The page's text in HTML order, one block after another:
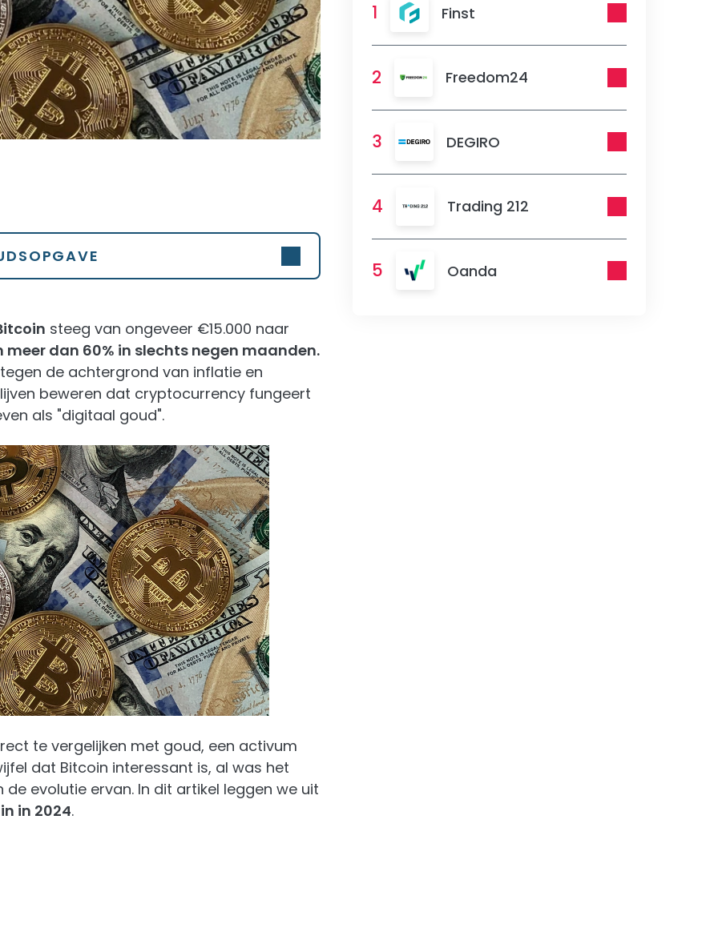
steeg van ongeveer €15.000 naar
meer dan 60% in slechts negen maanden.
de achtergrond van inflatie en
beweren dat cryptocurrency fungeert
als "digitaal goud".
te vergelijken met goud, een activum
dat Bitcoin interessant is, al was het
evolutie ervan. In dit artikel leggen we uit
in 2024.
1 Finst
2 Freedom24
3 DEGIRO
4 Trading 212
5 Oanda